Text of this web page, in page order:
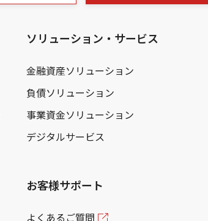
ソリューション・サービス
金融資産ソリューション
負債ソリューション
事業資金ソリューション
デジタルサービス
お客様サポート
よくあるご質問